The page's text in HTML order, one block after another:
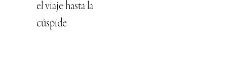
el viaje hasta la
cúspide